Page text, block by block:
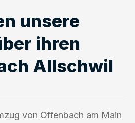
unsere
ihren
Allschwil
von Offenbach am Main